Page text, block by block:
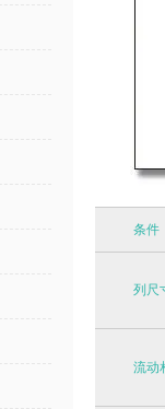
条件
列尺
流动